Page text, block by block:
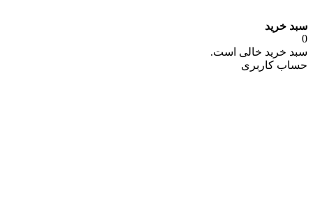
سبد خرید
0
سبد خرید خالی است.
حساب کاربری